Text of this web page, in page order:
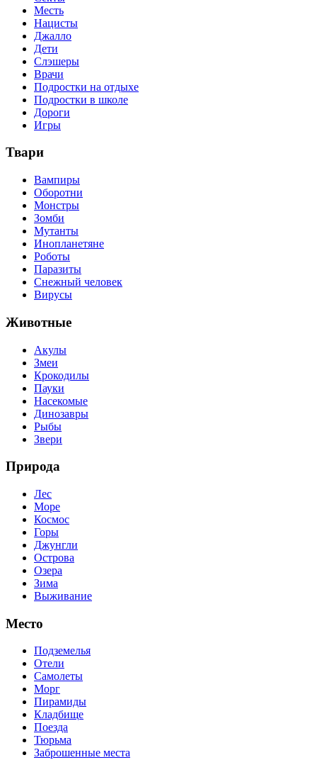
Месть
Нацисты
Джалло
Дети
Слэшеры
Врачи
Подростки на отдыхе
Подростки в школе
Дороги
Игры
Твари
Вампиры
Оборотни
Монстры
Зомби
Мутанты
Инопланетяне
Роботы
Паразиты
Снежный человек
Вирусы
Животные
Акулы
Змеи
Крокодилы
Пауки
Насекомые
Динозавры
Рыбы
Звери
Природа
Лес
Море
Космос
Горы
Джунгли
Острова
Озера
Зима
Выживание
Место
Подземелья
Отели
Самолеты
Морг
Пирамиды
Кладбище
Поезда
Тюрьма
Заброшенные места